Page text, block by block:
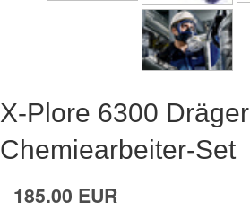
X-Plore 6300 Dräger
Chemiearbeiter-Set
185.00 EUR